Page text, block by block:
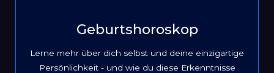
Geburtshoroskop
Lerne mehr über dich selbst und deine einzigartige
Persönlichkeit - und wie du diese Erkenntnisse